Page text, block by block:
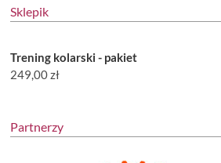
Sklepik
Trening kolarski - pakiet
249,00zł
Partnerzy